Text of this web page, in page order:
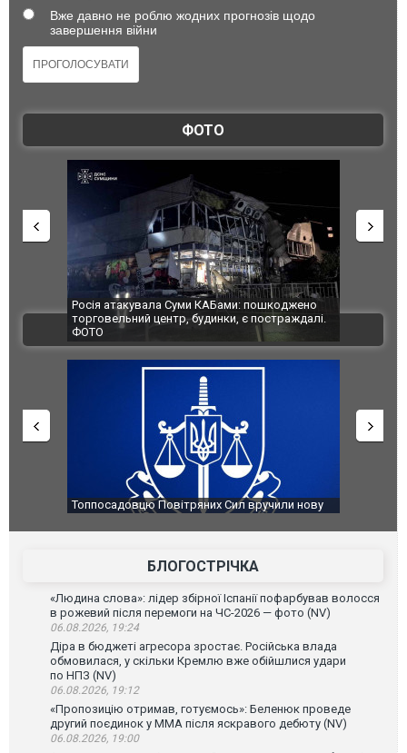
Вже давно не роблю жодних прогнозів щодо
завершення війни
ФОТО
Росія атакувала Суми КАБами: пошкоджено
торговельний центр, будинки, є постраждалі.
ФОТО
Українські
під час
ВІДЕО
Топпосадовцю Повітряних Сил вручили нову
Сили
губернатор
атаку. ВІДЕО
БЛОГОСТРІЧКА
«Людина слова»: лідер збірної Іспанії пофарбував волосся
в рожевий після перемоги на ЧС-2026 — фото (NV)
06.08.2026, 19:24
Діра в бюджеті агресора зростає. Російська влада
обмовилася, у скільки Кремлю вже обійшлися удари
по НПЗ (NV)
06.08.2026, 19:12
«Пропозицію отримав, готуємось»: Беленюк проведе
другий поєдинок у ММА після яскравого дебюту (NV)
06.08.2026, 19:00